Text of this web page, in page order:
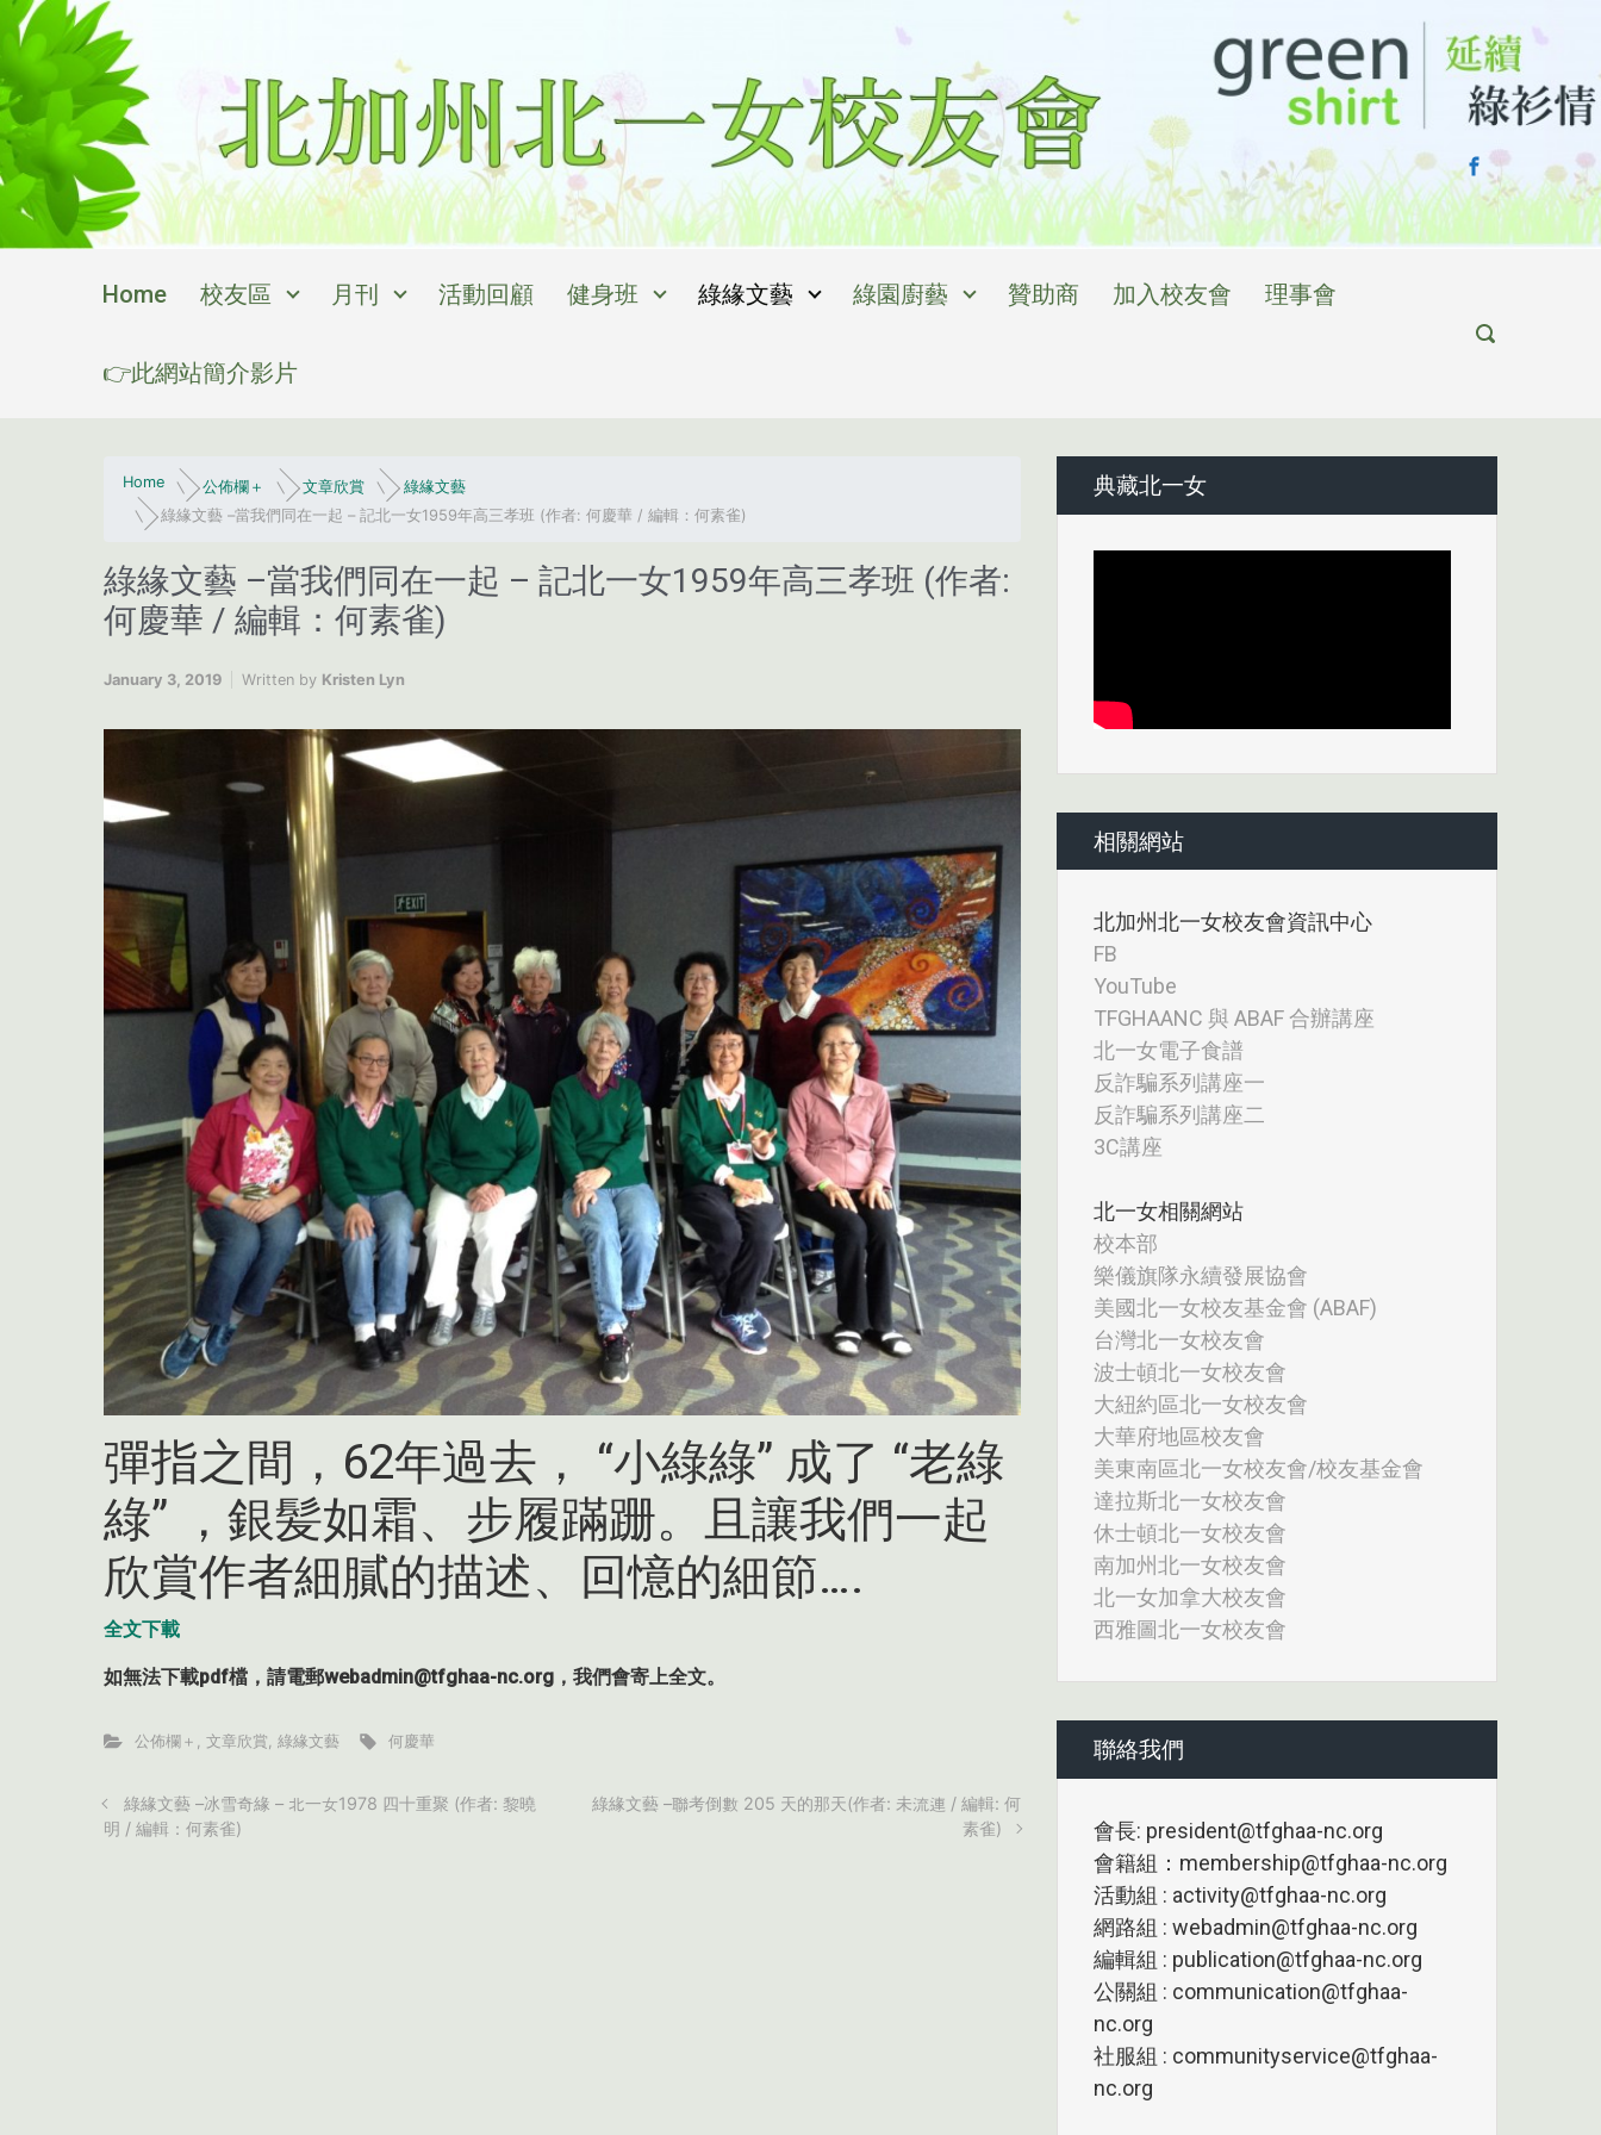
Skip to main content
Home 校友區 月刊 活動回顧 健身班 綠緣文藝 綠園廚藝 贊助商 加入校友會 理事會
👉此網站簡介影片
Home 公佈欄＋ 文章欣賞
綠緣文藝
綠緣文藝 –當我們同在一起 – 記北一女1959年高三孝班 (作者: 何慶華 / 編輯：何素雀)
綠緣文藝 –當我們同在一起 – 記北一女1959年高三孝班 (作者:
何慶華 / 編輯：何素雀)
January 3, 2019 Written by Kristen Lyn
彈指之間，62年過去， “小綠綠” 成了 “老綠
綠” ，銀髪如霜、步履蹣跚。且讓我們一起
欣賞作者細膩的描述、回憶的細節….
全文下載
如無法下載pdf檔，請電郵webadmin@tfghaa-nc.org，我們會寄上全文。
公佈欄＋ 文章欣賞 綠緣文藝 何慶華
綠緣文藝 –冰雪奇緣 – 北一女1978 四十重聚 (作者: 黎曉
明 / 編輯：何素雀)
綠緣文藝 –聯考倒數 205 天的那天(作者: 未流連 / 編輯: 何
素雀)
典藏北一女
相關網站
北加州北一女校友會資訊中心
FB
YouTube
TFGHAANC 與 ABAF 合辦講座
北一女電子食譜
反詐騙系列講座一
反詐騙系列講座二
3C講座
北一女相關網站
校本部
樂儀旗隊永續發展協會
美國北一女校友基金會 (ABAF)
台灣北一女校友會
波士頓北一女校友會
大紐約區北一女校友會
大華府地區校友會
美東南區北一女校友會/校友基金會
達拉斯北一女校友會
休士頓北一女校友會
南加州北一女校友會
北一女加拿大校友會
西雅圖北一女校友會
聯絡我們
會長: president@tfghaa-nc.org
會籍組：membership@tfghaa-nc.org
活動組 : activity@tfghaa-nc.org
網路組 : webadmin@tfghaa-nc.org
編輯組 : publication@tfghaa-nc.org
公關組 : communication@tfghaa-
nc.org
社服組 : communityservice@tfghaa-
nc.org